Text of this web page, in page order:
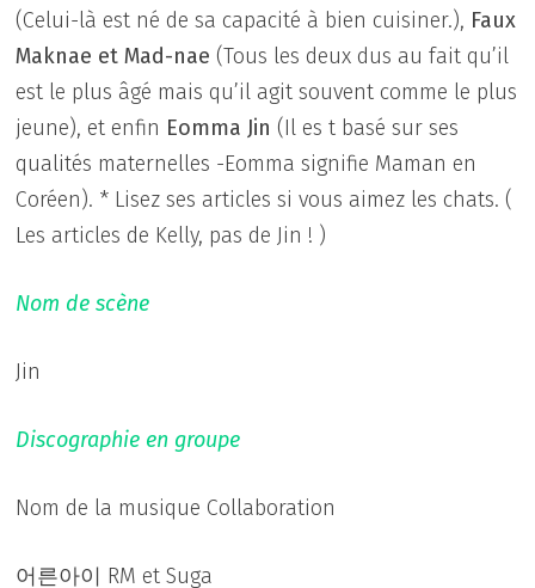
(Celui-là est né de sa capacité à bien cuisiner.), Faux
Maknae et Mad-nae(Tous les deux dus au fait qu’il
est le plus âgé mais qu’il agit souvent comme le plus
jeune), et enfin Eomma Jin(Il es t basé sur ses
qualités maternelles -Eomma signifie Maman en
Coréen). * Lisez ses articles si vous aimez les chats. (
Les articles de Kelly, pas de Jin ! )
Nom de scène
Jin
Discographie en groupe
Nom de la musique Collaboration
어른아이 RM et Suga